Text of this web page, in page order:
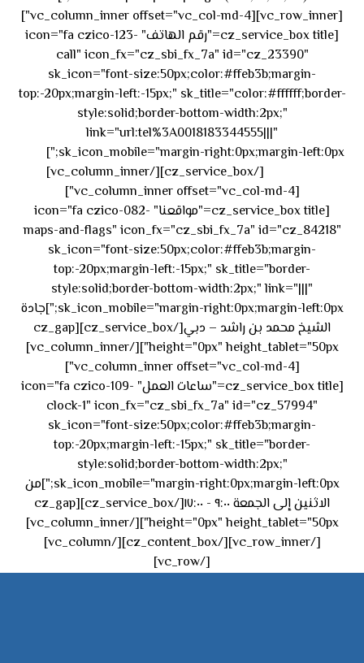
[vc_row_inner][vc_column_inner offset="vc_col-md-4"]
[cz_service_box title="رقم الهاتف" icon="fa czico-123-
call" icon_fx="cz_sbi_fx_7a" id="cz_23390"
sk_icon="font-size:50px;color:#ffeb3b;margin-
top:-20px;margin-left:-15px;" sk_title="color:#ffffff;border-
style:solid;border-bottom-width:2px;"
link="url:tel%3A0018183344555|||"
sk_icon_mobile="margin-right:0px;margin-left:0px;"]
[/cz_service_box][/vc_column_inner]
[vc_column_inner offset="vc_col-md-4"]
[cz_service_box title="مواقعنا" icon="fa czico-082-
maps-and-flags" icon_fx="cz_sbi_fx_7a" id="cz_84218"
sk_icon="font-size:50px;color:#ffeb3b;margin-
top:-20px;margin-left:-15px;" sk_title="border-
style:solid;border-bottom-width:2px;" link="|||"
sk_icon_mobile="margin-right:0px;margin-left:0px;"]جادة
الشيخ محمد بن راشد – دبي[/cz_service_box][cz_gap
height="0px" height_tablet="50px"][/vc_column_inner]
[vc_column_inner offset="vc_col-md-4"]
[cz_service_box title="ساعات العمل" icon="fa czico-109-
clock-1" icon_fx="cz_sbi_fx_7a" id="cz_57994"
sk_icon="font-size:50px;color:#ffeb3b;margin-
top:-20px;margin-left:-15px;" sk_title="border-
style:solid;border-bottom-width:2px;"
sk_icon_mobile="margin-right:0px;margin-left:0px;"]من
الاثنين إلى الجمعة ٩:٠٠ - ١٧:٠٠[/cz_service_box][cz_gap
height="0px" height_tablet="50px"][/vc_column_inner]
[/vc_row_inner][/cz_content_box][/vc_column]
[/vc_row]